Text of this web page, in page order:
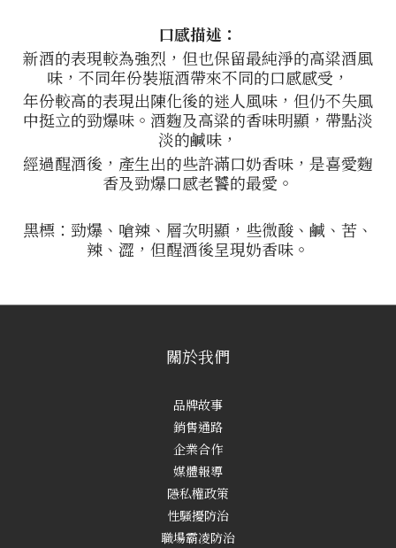
口感描述：
新酒的表現較為強烈，但也保留最純淨的高粱酒風
味，不同年份裝瓶酒帶來不同的口感感受，
年份較高的表現出陳化後的迷人風味，但仍不失風
中挺立的勁爆味。酒麴及高粱的香味明顯，帶點淡
淡的鹹味，
經過醒酒後，產生出的些許滿口奶香味，是喜愛麴
香及勁爆口感老饕的最愛。
黑標：勁爆、嗆辣、層次明顯，些微酸、鹹、苦、
辣、澀，但醒酒後呈現奶香味。
關於我們
品牌故事
銷售通路
企業合作
媒體報導
隱私權政策
性騷擾防治
職場霸凌防治